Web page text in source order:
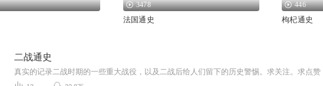
3478
法国通史
446
枸杞通史
二战通史
真实的记录二战时期的一些重大战役，以及二战后给人们留下的历史警惕。求关注。求点赞